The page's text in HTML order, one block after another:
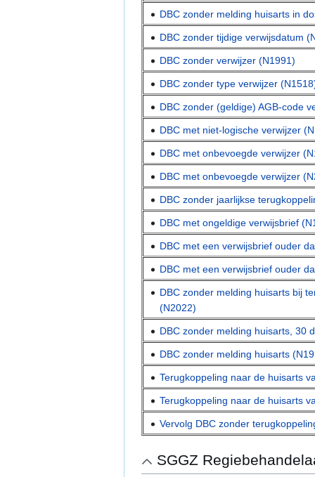
DBC zonder melding huisarts in
DBC zonder tijdige verwijsdatum
DBC zonder verwijzer (N1991)
DBC zonder type verwijzer
DBC zonder (geldige) AGB-code
DBC met niet-logische verwijzer
DBC met onbevoegde verwijzer
DBC met onbevoegde verwijzer
DBC zonder jaarlijkse
DBC met ongeldige verwijsbrief
DBC met een verwijsbrief ouder
DBC met een verwijsbrief ouder
DBC zonder melding huisarts bij
(N2022)
DBC zonder melding huisarts, 30
DBC zonder melding huisarts
Terugkoppeling naar de huisarts
Terugkoppeling naar de huisarts
Vervolg DBC zonder
SGGZ